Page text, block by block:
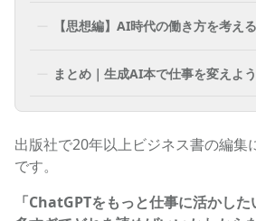
【思想編】AI時代の働き方を考え
まとめ｜生成AI本で仕事を変えよう
出版社で20年以上ビジネス書の編集
です。
「ChatGPTをもっと仕事に活かし